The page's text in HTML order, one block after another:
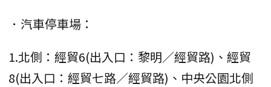
．汽車停車場：
1.北側：經貿6(出入口：黎明／經貿路)、經貿
8(出入口：經貿七路／經貿路)、中央公園北側